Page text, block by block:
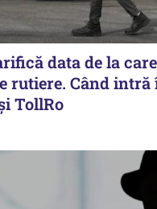
data de la
rutiere. Când intră
TollRo